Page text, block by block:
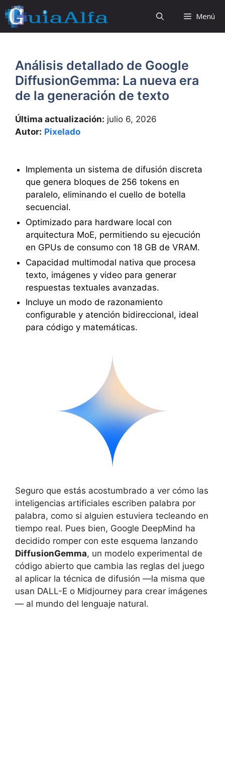
Saltar
al
contenido
Menú
Análisis detallado de Google
DiffusionGemma: La nueva era
de la generación de texto
Última actualización: julio 6, 2026
Autor: Pixelado
Implementa un sistema de difusión discreta
que genera bloques de 256 tokens en
paralelo, eliminando el cuello de botella
secuencial.
Optimizado para hardware local con
arquitectura MoE, permitiendo su ejecución
en GPUs de consumo con 18 GB de VRAM.
Capacidad multimodal nativa que procesa
texto, imágenes y video para generar
respuestas textuales avanzadas.
Incluye un modo de razonamiento
configurable y atención bidireccional, ideal
para código y matemáticas.
Seguro que estás acostumbrado a ver cómo las
inteligencias artificiales escriben palabra por
palabra, como si alguien estuviera tecleando en
tiempo real. Pues bien, Google DeepMind ha
decidido romper con este esquema lanzando
DiffusionGemma, un modelo experimental de
código abierto que cambia las reglas del juego
al aplicar la técnica de difusión —la misma que
usan DALL-E o Midjourney para crear imágenes
— al mundo del lenguaje natural.